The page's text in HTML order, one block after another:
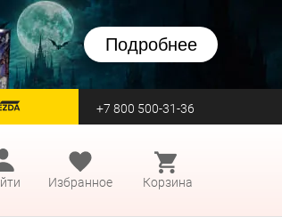
Подробнее
перейти на Zvezda +7 800 500-31-36
Избранное Корзина